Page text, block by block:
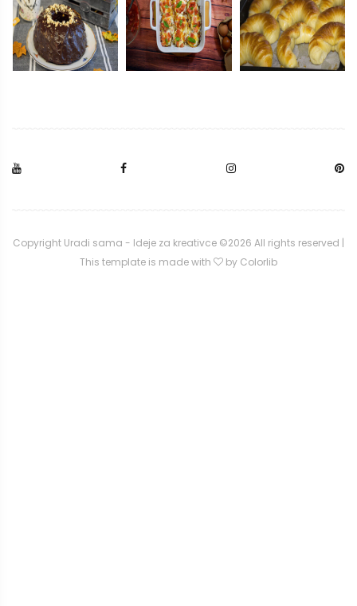
Copyright Uradi sama - Ideje za kreativce ©2026 All rights reserved |
This template is made with
by Colorlib